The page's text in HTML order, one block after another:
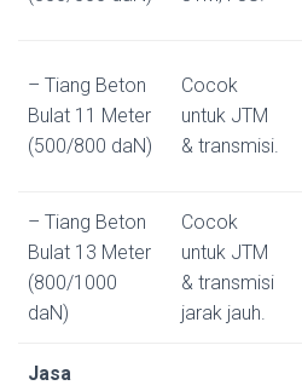
– Tiang Beton
Bulat 11 Meter
(500/800 daN)
Cocok
untuk JTM
& transmisi.
– Tiang Beton
Bulat 13 Meter
(800/1000
daN)
Cocok
untuk JTM
& transmisi
jarak jauh.
Jasa